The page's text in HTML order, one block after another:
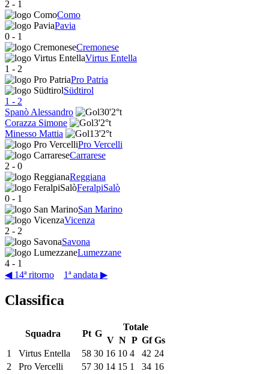
2 - 1
Como
Pavia
0 - 1
Cremonese
Virtus Entella
1 - 2
Pro Patria
Südtirol
1 - 2
Spanò Alessandro
30'2°t
Corazza Simone
3'2°t
Minesso Mattia
13'2°t
Pro Vercelli
Carrarese
2 - 0
Reggiana
FeralpiSalò
0 - 1
San Marino
Vicenza
2 - 2
Savona
Lumezzane
4 - 1
◀ 14ª ritorno
1ª andata ▶
Classifica
Squadra Pt G
Totale
V N P Gf Gs
1
Virtus Entella 58 30 16 10 4 42 24
2
Pro Vercelli 57 30 14 15 1 34 16